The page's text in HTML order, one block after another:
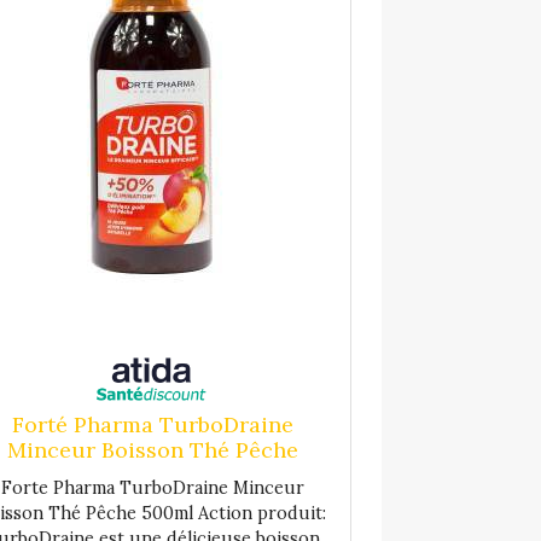
buvable de 15 ml
Forté Pharma TurboDraine
Minceur Boisson Thé Pêche
500ml
Forte Pharma TurboDraine Minceur
Thé Pêche 500ml Action produit: